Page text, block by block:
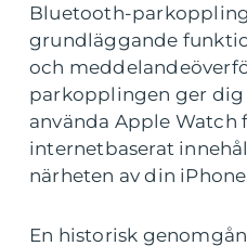
Bluetooth-
grundläggande
och
parkopplingen ger
använda Apple Watch
internetbaserat
närheten av din
En historisk